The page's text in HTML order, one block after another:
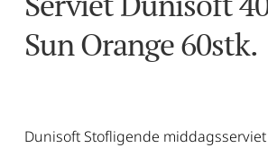
Sun Orange 60stk.
Dunisoft Stofligende